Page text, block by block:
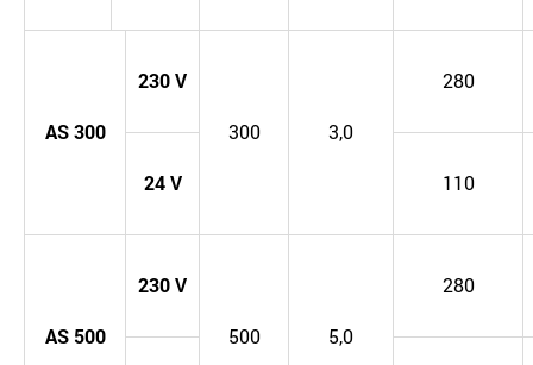
AS300
230V
300 3,0
280
24V 110
AS500
230V
500 5,0
280